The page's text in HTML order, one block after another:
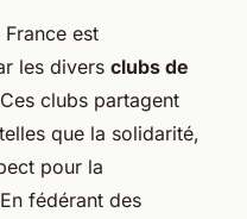
France est
les divers clubs de
clubs partagent
que la solidarité,
pour la
fédérant des